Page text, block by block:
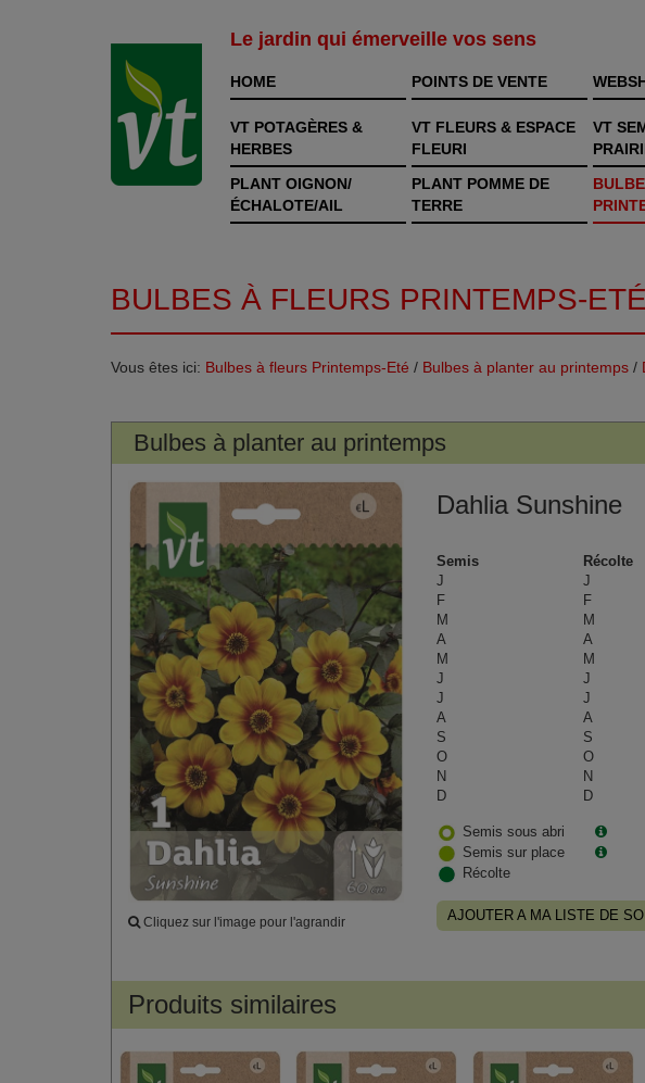
Le jardin qui émerveille vos sens
HOME POINTS DE VENTE
VT POTAGÈRES &
HERBES
VT FLEURS & ESPACE
FLEURI
VT
PLANT OIGNON/
ÉCHALOTE/AIL
PLANT POMME DE
TERRE
BULBES À FLEURS PRINTEMPS-ETÉ
Vous êtes ici: Bulbes à fleurs Printemps-Eté / Bulbes à planter au printemps /
Bulbes à planter au printemps
Cliquez sur l'image pour l'agrandir
Dahlia Sunshine
Semis
Récolte
J
J
F
F
M
M
A
A
M
M
J
J
J
J
A
A
S
S
O
O
N
N
D
D
Semis sous abri
Semis sur place
Récolte
AJOUTER A MA LISTE DE
Produits similaires